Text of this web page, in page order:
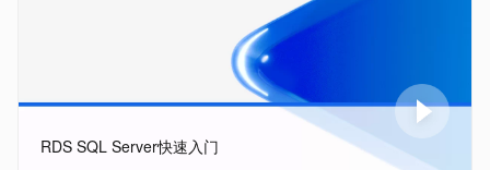
RDS SQL Server快速入门